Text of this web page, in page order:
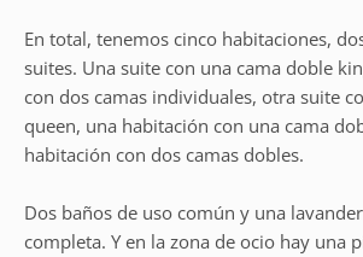
En total, tenemos cinco habitaciones,
suites. Una suite con una cama doble
con dos camas individuales, otra suite
queen, una habitación con una cama
habitación con dos camas dobles.
Dos baños de uso común y una
completa. Y en la zona de ocio hay una